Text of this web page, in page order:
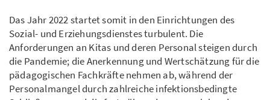
Das Jahr 2022 startet somit in den Einrichtungen des
Sozial- und Erziehungsdienstes turbulent. Die
Anforderungen an Kitas und deren Personal steigen durch
die Pandemie; die Anerkennung und Wertschätzung für die
pädagogischen Fachkräfte nehmen ab, während der
Personalmangel durch zahlreiche infektionsbedingte